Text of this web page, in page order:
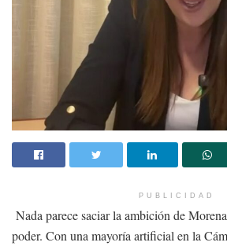
PUBLICIDAD
Nada parece saciar la ambición de
poder. Con una mayoría artificial en la